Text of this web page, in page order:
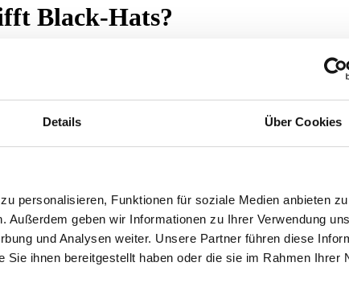
Details Über Cookies
personalisieren, Funktionen für soziale Medien anbieten
Außerdem geben wir Informationen zu Ihrer Verwendung
und Analysen weiter. Unsere Partner führen diese
ihnen bereitgestellt haben oder die sie im Rahmen Ihrer
Black-Hats?
auf Webseiten auswirken könnte, die sogenannte
beschäftigen.
zu 50% seit Freitag, dem 19. Juni.
kommen aus Foren, in denen „Black-Hat“-SEO-Techniken
beginnend mit dem Google May 2026 Core Update